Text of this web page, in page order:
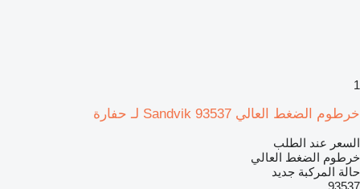
1
خرطوم الضغط العالي Sandvik 93537 لـ حفارة
السعر عند الطلب
خرطوم الضغط العالي
حالة المركبة جديد
93537